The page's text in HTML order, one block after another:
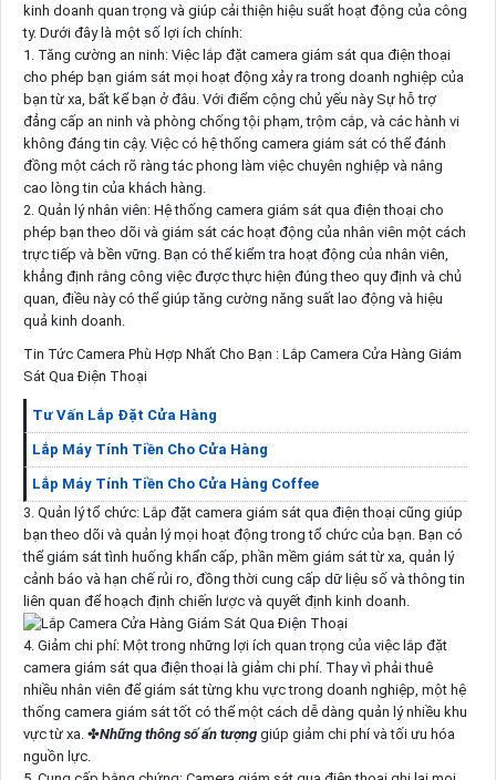
kinh doanh quan trọng và giúp cải thiện hiệu suất hoạt động của công
ty. Dưới đây là một số lợi ích chính:
1. Tăng cường an ninh: Việc lắp đặt camera giám sát qua điện thoại
cho phép bạn giám sát mọi hoạt động xảy ra trong doanh nghiệp của
bạn từ xa, bất kể bạn ở đâu. Với điểm cộng chủ yếu này Sự hỗ trợ
đẳng cấp an ninh và phòng chống tội phạm, trộm cắp, và các hành vi
không đáng tin cậy. Việc có hệ thống camera giám sát có thể đánh
đồng một cách rõ ràng tác phong làm việc chuyên nghiệp và nâng
cao lòng tin của khách hàng.
2. Quản lý nhân viên: Hệ thống camera giám sát qua điện thoại cho
phép bạn theo dõi và giám sát các hoạt động của nhân viên một cách
trực tiếp và bền vững. Bạn có thể kiểm tra hoạt động của nhân viên,
khẳng định rằng công việc được thực hiện đúng theo quy định và chủ
quan, điều này có thể giúp tăng cường năng suất lao động và hiệu
quả kinh doanh.
Tin Tức Camera Phù Hợp Nhất Cho Bạn : Lắp Camera Cửa Hàng Giám
Sát Qua Điện Thoại
Tư Vấn Lắp Đặt Cửa Hàng
Lắp Máy Tính Tiền Cho Cửa Hàng
Lắp Máy Tính Tiền Cho Cửa Hàng Coffee
3. Quản lý tổ chức: Lắp đặt camera giám sát qua điện thoại cũng giúp
bạn theo dõi và quản lý mọi hoạt động trong tổ chức của bạn. Bạn có
thể giám sát tình huống khẩn cấp, phần mềm giám sát từ xa, quản lý
cảnh báo và hạn chế rủi ro, đồng thời cung cấp dữ liệu số và thông tin
liên quan để hoạch định chiến lược và quyết định kinh doanh.
4. Giảm chi phí: Một trong những lợi ích quan trọng của việc lắp đặt
camera giám sát qua điện thoại là giảm chi phí. Thay vì phải thuê
nhiều nhân viên để giám sát từng khu vực trong doanh nghiệp, một hệ
thống camera giám sát tốt có thể một cách dễ dàng quản lý nhiều khu
vực từ xa. ✤Những thông số ấn tượnggiúp giảm chi phí và tối ưu hóa
nguồn lực.